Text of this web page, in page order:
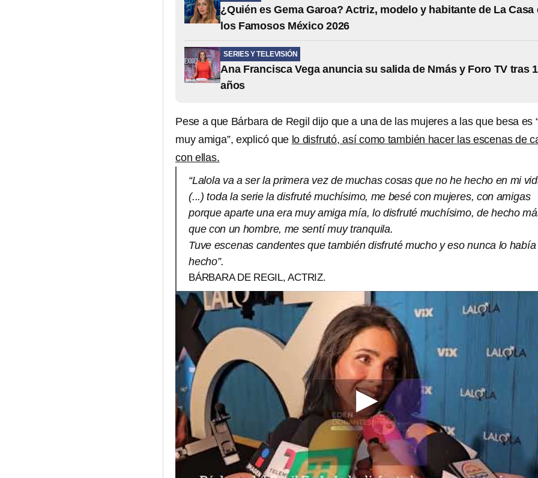
¿Quién es Gema Garoa? Actriz, modelo y habitante de La Casa
los Famosos México 2026
SERIES Y TELEVISIÓN
Ana Francisca Vega anuncia su salida de Nmás y Foro TV tras
años
Pese a que Bárbara de Regil dijo que a una de las mujeres a las que besa es
muy amiga”, explicó que lo disfrutó, así como también hacer las escenas de
con ellas.
“Lalola va a ser la primera vez de muchas cosas que no he hecho en mi
(...) toda la serie la disfruté muchísimo, me besé con mujeres, con amigas
porque aparte una era muy amiga mía, lo disfruté muchísimo, de hecho
que con un hombre, me sentí muy tranquila.
Tuve escenas candentes que también disfruté mucho y eso nunca lo había
hecho”.
BÁRBARA DE REGIL, ACTRIZ.